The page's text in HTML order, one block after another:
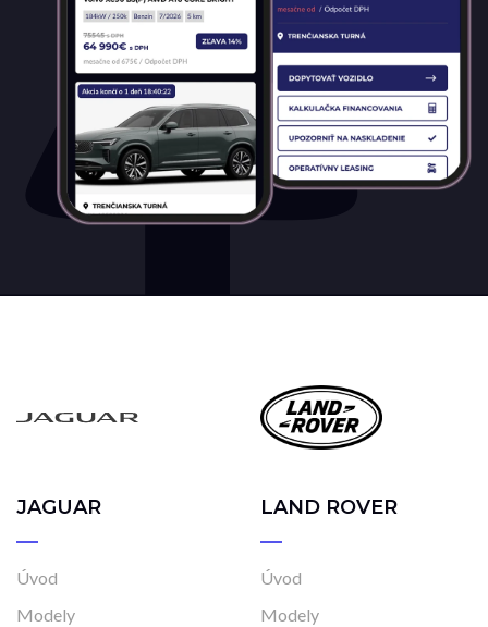
JAGUAR
Úvod
Modely
LAND ROVER
Úvod
Modely